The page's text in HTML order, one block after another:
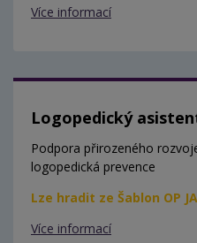
Více informací
Logopedický
Podpora přirozeného
logopedická prevence
Lze hradit ze Šablon OP
Více informací